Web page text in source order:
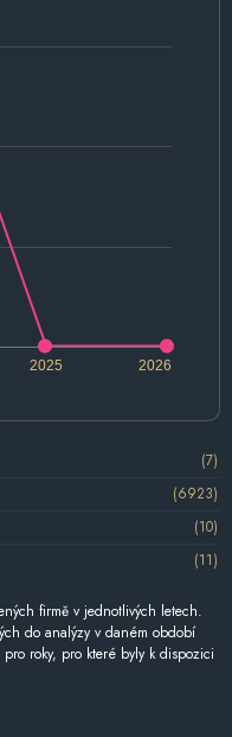
2026
2025
(7)
(6923)
(10)
(11)
firmě v jednotlivých letech.
do analýzy v daném období
roky, pro které byly k dispozici